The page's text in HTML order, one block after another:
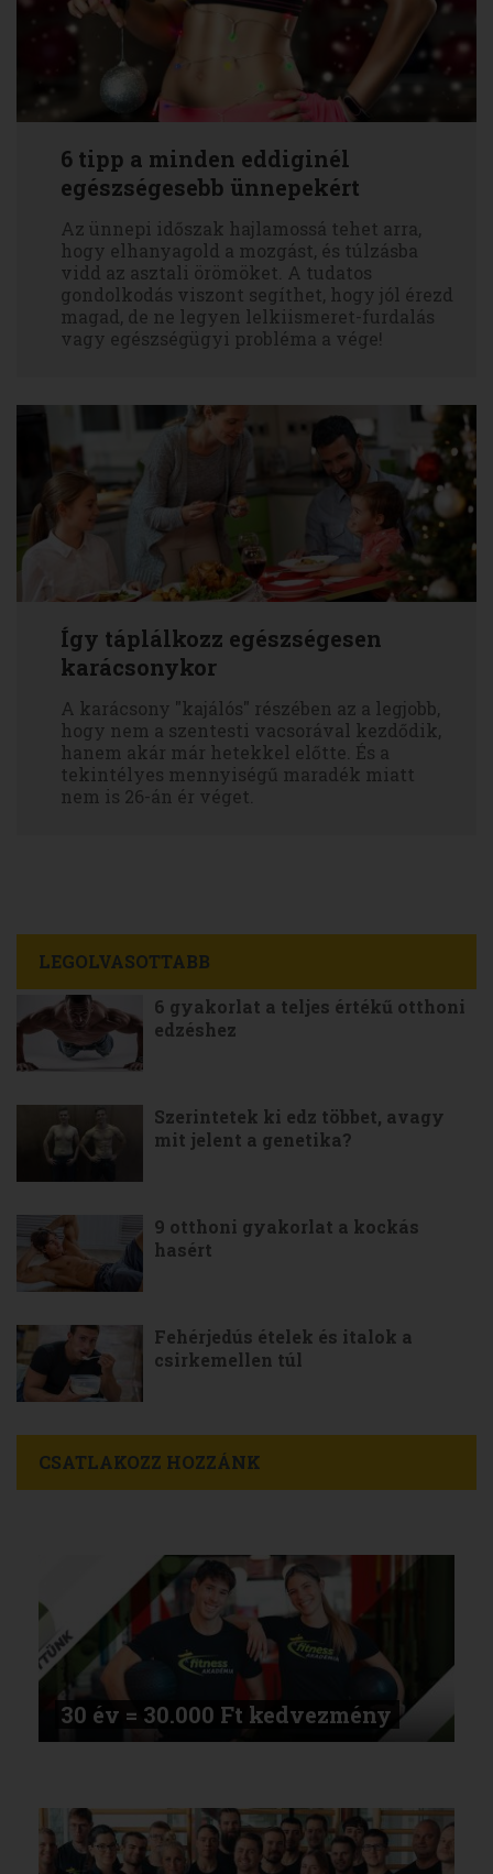
6 tipp a minden eddiginél
egészségesebb ünnepekért
Az ünnepi időszak hajlamossá tehet arra,
hogy elhanyagold a mozgást, és túlzásba
vidd az asztali örömöket. A tudatos
gondolkodás viszont segíthet, hogy jól érezd
magad, de ne legyen lelkiismeret-furdalás
vagy egészségügyi probléma a vége!
Így táplálkozz egészségesen
karácsonykor
A karácsony "kajálós" részében az a legjobb,
hogy nem a szentesti vacsorával kezdődik,
hanem akár már hetekkel előtte. És a
tekintélyes mennyiségű maradék miatt
nem is 26-án ér véget.
LEGOLVASOTTABB
6 gyakorlat a teljes értékű otthoni
edzéshez
Szerintetek ki edz többet, avagy
mit jelent a genetika?
9 otthoni gyakorlat a kockás
hasért
Fehérjedús ételek és italok a
csirkemellen túl
CSATLAKOZZ HOZZÁNK
30 év = 30.000 Ft kedvezmény